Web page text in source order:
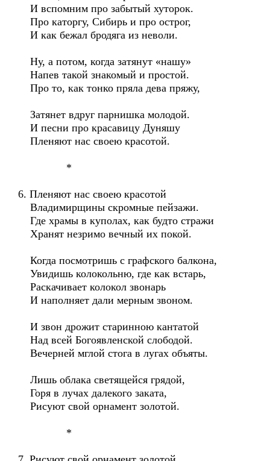
И вспомним про забытый хуторок.
Про каторгу, Сибирь и про острог,
И как бежал бродяга из неволи.
Ну, а потом, когда затянут «нашу»
Напев такой знакомый и простой.
Про то, как тонко пряла дева пряжу,
Затянет вдруг парнишка молодой.
И песни про красавицу Дуняшу
Пленяют нас своею красотой.
*
6. Пленяют нас своею красотой
Владимирщины скромные пейзажи.
Где храмы в куполах, как будто стражи
Хранят незримо вечный их покой.
Когда посмотришь с графского балкона,
Увидишь колокольню, где как встарь,
Раскачивает колокол звонарь
И наполняет дали мерным звоном.
И звон дрожит старинною кантатой
Над всей Богоявленской слободой.
Вечерней мглой стога в лугах объяты.
Лишь облака светящейся грядой,
Горя в лучах далекого заката,
Рисуют свой орнамент золотой.
*